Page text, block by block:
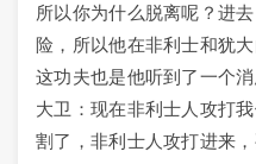
所以你为什么脱离呢？进
险，所以他在非利士和犹
这功夫也是他听到了一个
大卫：现在非利士人攻打
割了，非利士人攻打进来，